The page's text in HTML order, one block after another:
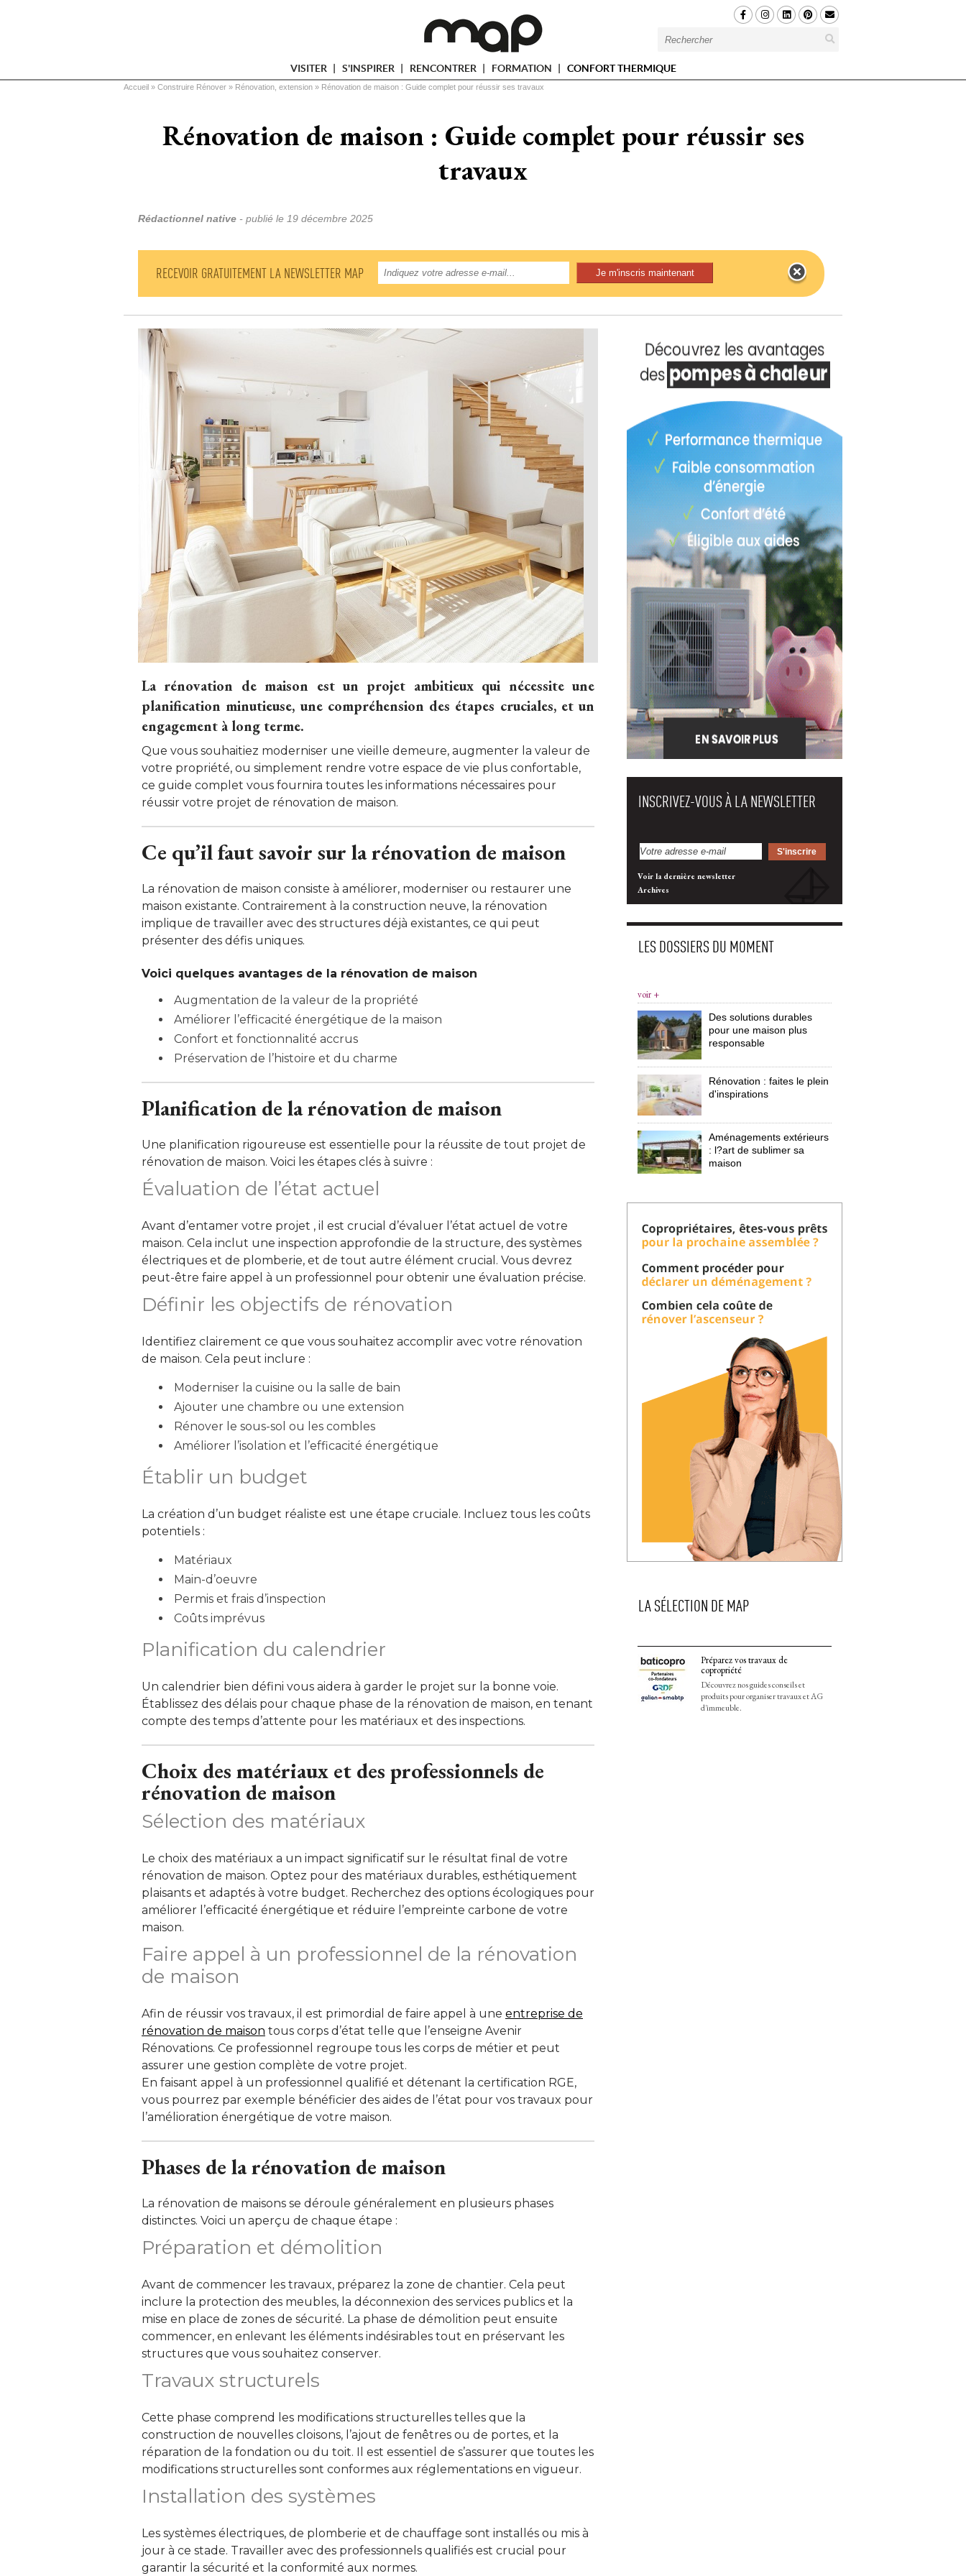
VISITER S'INSPIRER RENCONTRER FORMATION CONFORT THERMIQUE
Vous êtes ici
Accueil » Construire Rénover » Rénovation, extension » Rénovation de maison : Guide complet pour réussir ses travaux
Rénovation de maison : Guide complet pour réussir ses
travaux
Rédactionnel native - publié le 19 décembre 2025
RECEVOIR GRATUITEMENT LA NEWSLETTER MAP
La rénovation de maison est un projet ambitieux qui nécessite une
planification minutieuse, une compréhension des étapes cruciales, et un
engagement à long terme.
Que vous souhaitiez moderniser une vieille demeure, augmenter la valeur de
votre propriété, ou simplement rendre votre espace de vie plus confortable,
ce guide complet vous fournira toutes les informations nécessaires pour
réussir votre projet de rénovation de maison.
Ce qu’il faut savoir sur la rénovation de maison
La rénovation de maison consiste à améliorer, moderniser ou restaurer une
maison existante. Contrairement à la construction neuve, la rénovation
implique de travailler avec des structures déjà existantes, ce qui peut
présenter des défis uniques.
Voici quelques avantages de la rénovation de maison
Augmentation de la valeur de la propriété
Améliorer l’efficacité énergétique de la maison
Confort et fonctionnalité accrus
Préservation de l’histoire et du charme
Planification de la rénovation de maison
Une planification rigoureuse est essentielle pour la réussite de tout projet de
rénovation de maison. Voici les étapes clés à suivre :
Évaluation de l’état actuel
Avant d’entamer votre projet , il est crucial d’évaluer l’état actuel de votre
maison. Cela inclut une inspection approfondie de la structure, des systèmes
électriques et de plomberie, et de tout autre élément crucial. Vous devrez
peut-être faire appel à un professionnel pour obtenir une évaluation précise.
Définir les objectifs de rénovation
Identifiez clairement ce que vous souhaitez accomplir avec votre rénovation
de maison. Cela peut inclure :
Moderniser la cuisine ou la salle de bain
Ajouter une chambre ou une extension
Rénover le sous-sol ou les combles
Améliorer l’isolation et l’efficacité énergétique
Établir un budget
La création d’un budget réaliste est une étape cruciale. Incluez tous les coûts
potentiels :
Matériaux
Main-d’oeuvre
Permis et frais d’inspection
Coûts imprévus
Planification du calendrier
Un calendrier bien défini vous aidera à garder le projet sur la bonne voie.
Établissez des délais pour chaque phase de la rénovation de maison, en tenant
compte des temps d’attente pour les matériaux et des inspections.
Choix des matériaux et des professionnels de
rénovation de maison
Sélection des matériaux
Le choix des matériaux a un impact significatif sur le résultat final de votre
rénovation de maison. Optez pour des matériaux durables, esthétiquement
plaisants et adaptés à votre budget. Recherchez des options écologiques pour
améliorer l’efficacité énergétique et réduire l’empreinte carbone de votre
maison.
Faire appel à un professionnel de la rénovation
de maison
Afin de réussir vos travaux, il est primordial de faire appel à une entreprise de
rénovation de maison tous corps d’état telle que l’enseigne Avenir
Rénovations. Ce professionnel regroupe tous les corps de métier et peut
assurer une gestion complète de votre projet.
En faisant appel à un professionnel qualifié et détenant la certification RGE,
vous pourrez par exemple bénéficier des aides de l’état pour vos travaux pour
l’amélioration énergétique de votre maison.
Phases de la rénovation de maison
La rénovation de maisons se déroule généralement en plusieurs phases
distinctes. Voici un aperçu de chaque étape :
Préparation et démolition
Avant de commencer les travaux, préparez la zone de chantier. Cela peut
inclure la protection des meubles, la déconnexion des services publics et la
mise en place de zones de sécurité. La phase de démolition peut ensuite
commencer, en enlevant les éléments indésirables tout en préservant les
structures que vous souhaitez conserver.
Travaux structurels
Cette phase comprend les modifications structurelles telles que la
construction de nouvelles cloisons, l’ajout de fenêtres ou de portes, et la
réparation de la fondation ou du toit. Il est essentiel de s’assurer que toutes les
modifications structurelles sont conformes aux réglementations en vigueur.
Installation des systèmes
Les systèmes électriques, de plomberie et de chauffage sont installés ou mis à
jour à ce stade. Travailler avec des professionnels qualifiés est crucial pour
garantir la sécurité et la conformité aux normes.
INSCRIVEZ-VOUS À LA NEWSLETTER
Voir la dernière newsletter
Archives
LES DOSSIERS DU MOMENT
voir +
Des solutions durables
pour une maison plus
responsable
Rénovation : faites le plein
d'inspirations
Aménagements extérieurs
: l?art de sublimer sa
maison
LA SÉLECTION DE MAP
Préparez vos travaux de
copropriété
Découvrez nos guides conseils et
produits pour organiser travaux et AG
d'immeuble.